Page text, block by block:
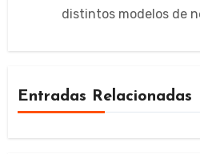
distintos modelos de
Entradas Relacionadas